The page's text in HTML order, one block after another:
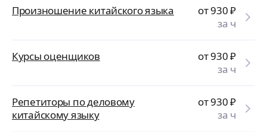
Произношение китайского языка от 930₽
за ч
Курсы оценщиков от 930₽
за ч
Репетиторы по деловому
китайскому языку
от 930₽
за ч